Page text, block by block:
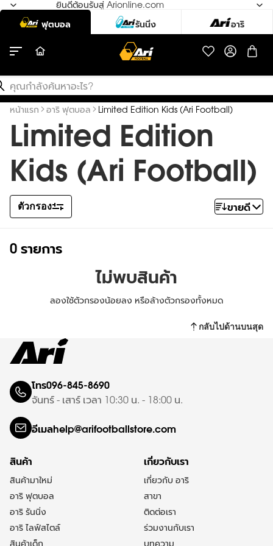
ยินดีต้อนรับสู่ Arionline.com
นหา
หน้าแรก
อาริ ฟุตบอล Limited Edition Kids (Ari Football)
Limited Edition
Kids (Ari Football)
ตัวกรอง จัดเรียง
ขายดี
0 รายการ
ไม่พบสินค้า
ลองใช้ตัวกรองน้อยลง หรือล้างตัวกรองทั้งหมด
กลับไปด้านบนสุด
โทร096-845-8690
จันทร์ - เสาร์ เวลา 10:30 น. - 18:00 น.
อีเมลhelp@arifootballstore.com
สินค้า
สินค้ามาใหม่
อาริ ฟุตบอล
อาริ รันนิ่ง
อาริ ไลฟ์สไตล์
สินค้าเด็ก
เกี่ยวกับเรา
เกี่ยวกับ อาริ
สาขา
ติดต่อเรา
ร่วมงานกับเรา
บทความ